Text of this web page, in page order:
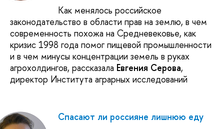
Как менялось российское
законодательство в области прав на землю, в чем
современность похожа на Средневековье, как
кризис 1998 года помог пищевой промышленности
и в чем минусы концентрации земель в руках
агрохолдингов, рассказала Евгения Серова,
директор Института аграрных исследований
Спасают ли россияне лишнюю еду